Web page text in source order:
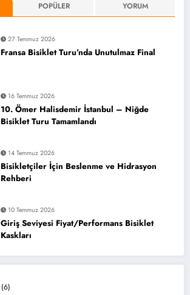
POPÜLER YORUM
27 Temmuz 2026
Fransa Bisiklet Turu’nda Unutulmaz Final
16 Temmuz 2026
10. Ömer Halisdemir İstanbul – Niğde
Bisiklet Turu Tamamlandı
14 Temmuz 2026
Bisikletçiler İçin Beslenme ve Hidrasyon
Rehberi
10 Temmuz 2026
Giriş Seviyesi Fiyat/Performans Bisiklet
Kaskları
(6)